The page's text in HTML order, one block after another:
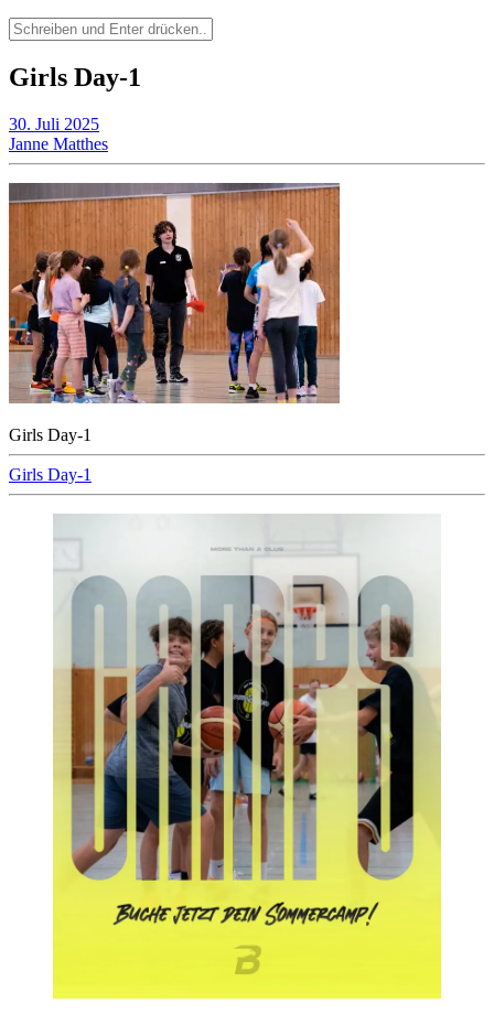
Suchen
nach:
Girls Day-1
30. Juli 2025
Janne Matthes
Girls Day-1
Beitragsnavigation
Girls Day-1